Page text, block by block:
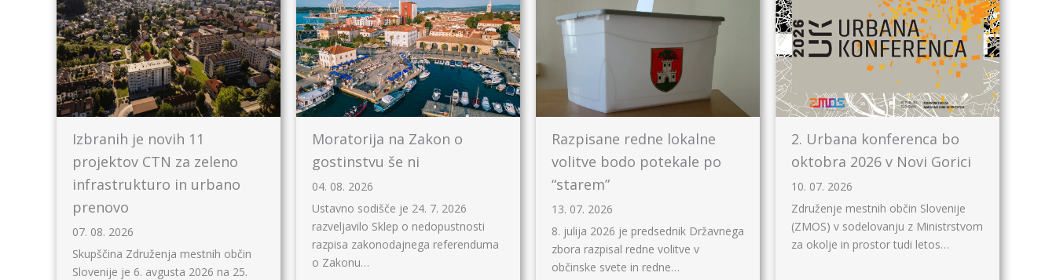
Izbranih je novih 11
projektov CTN za zeleno
infrastrukturo in urbano
prenovo
07. 08. 2026
Skupščina Združenja mestnih občin
Slovenije je 6. avgusta 2026 na 25.
Moratorija na Zakon o
gostinstvu še ni
04. 08. 2026
Ustavno sodišče je 24. 7. 2026
razveljavilo Sklep o nedopustnosti
razpisa zakonodajnega referenduma
o Zakonu…
Razpisane redne lokalne
volitve bodo potekale po
“starem”
13. 07. 2026
8. julija 2026 je predsednik Državnega
zbora razpisal redne volitve v
občinske svete in redne…
2. Urbana konferenca bo
oktobra 2026 v Novi Gorici
10. 07. 2026
Združenje mestnih občin Slovenije
(ZMOS) v sodelovanju z Ministrstvom
za okolje in prostor tudi letos…